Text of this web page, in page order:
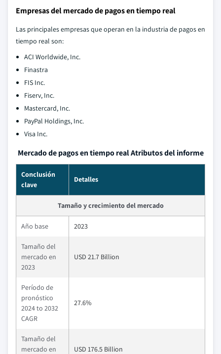
Empresas del mercado de pagos en tiempo real
Las principales empresas que operan en la industria de pagos en
tiempo real son:
ACI Worldwide, Inc.
Finastra
FIS Inc.
Fiserv, Inc.
Mastercard, Inc.
PayPal Holdings, Inc.
Visa Inc.
Mercado de pagos en tiempo real Atributos del informe
Conclusión
clave
Detalles
Tamaño y crecimiento del mercado
Año base 2023
Tamaño del
mercado en
2023
USD 21.7 Billion
Período de
pronóstico
2024 to 2032
CAGR
27.6%
Tamaño del
mercado en
USD 176.5 Billion